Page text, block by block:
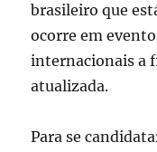
brasileiro que
ocorre em
internacionais a
atualizada.
Para se